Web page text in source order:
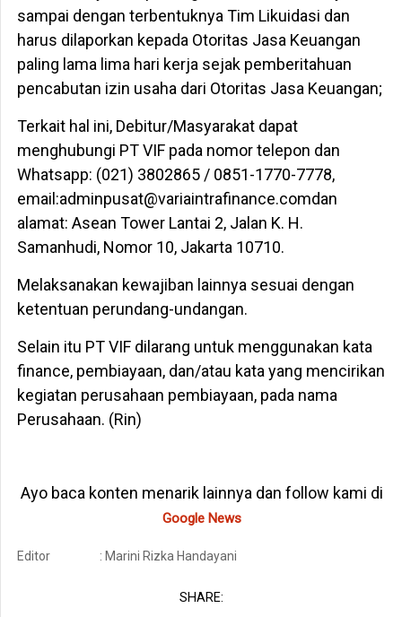
sampai dengan terbentuknya Tim Likuidasi dan
harus dilaporkan kepada Otoritas Jasa Keuangan
paling lama lima hari kerja sejak pemberitahuan
pencabutan izin usaha dari Otoritas Jasa Keuangan;
Terkait hal ini, Debitur/Masyarakat dapat
menghubungi PT VIF pada nomor telepon dan
Whatsapp: (021) 3802865 / 0851-1770-7778,
email:adminpusat@variaintrafinance.comdan
alamat: Asean Tower Lantai 2, Jalan K. H.
Samanhudi, Nomor 10, Jakarta 10710.
Melaksanakan kewajiban lainnya sesuai dengan
ketentuan perundang-undangan.
Selain itu PT VIF dilarang untuk menggunakan kata
finance, pembiayaan, dan/atau kata yang mencirikan
kegiatan perusahaan pembiayaan, pada nama
Perusahaan. (Rin)
Ayo baca konten menarik lainnya dan follow kami di
Google News
Editor : Marini Rizka Handayani
SHARE: